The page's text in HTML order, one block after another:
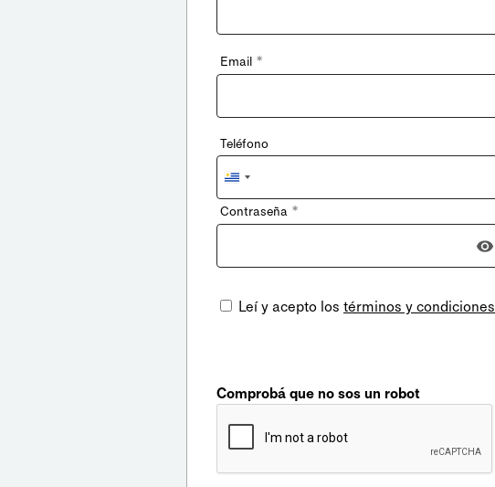
Email *
Teléfono
Uruguay
+598
Contraseña *
Leí y acepto los términos y condiciones
Comprobá que no sos un robot